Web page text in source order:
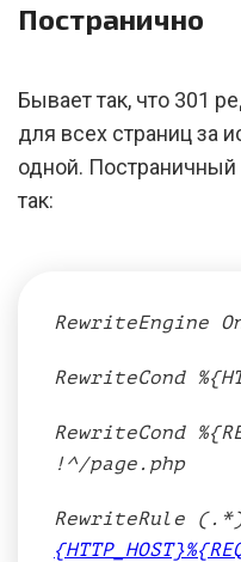
Постранично
Бывает так, что 301
для всех страниц за
одной.
так:
RewriteEngine
RewriteCond
RewriteCond
!^/page.php
RewriteRule